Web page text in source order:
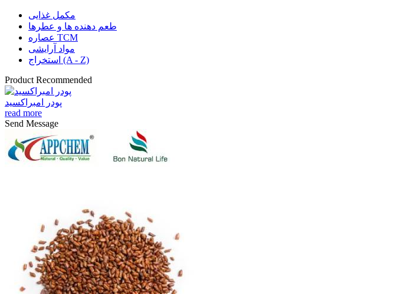
مکمل غذایی
طعم دهنده ها و عطرها
عصاره TCM
مواد آرایشی
استخراج (A - Z)
Product Recommended
پودر امبراکسید
read more
Send Message